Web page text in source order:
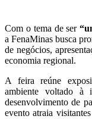
Com o tema de ser
a FenaMinas busca
de negócios,
economia regional.
A feira reúne
ambiente voltado à
desenvolvimento de
evento atraia